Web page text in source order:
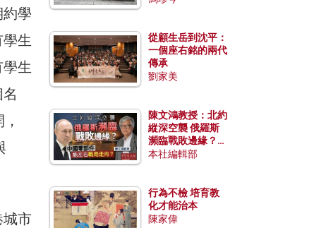
學
生
生
城市
從顧生岳到沈平：
一個座右銘的兩代
傳承
劉家美
陳文鴻教授：北約
縱深空襲 俄羅斯
瀕臨戰敗邊緣？中
國零部件能左右戰
本社編輯部
行為不檢 培育教
化才能治本
陳家偉